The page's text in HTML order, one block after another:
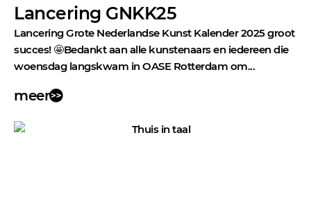
Lancering GNKK25
Lancering Grote Nederlandse Kunst Kalender 2025 groot
succes! 🤩Bedankt aan alle kunstenaars en iedereen die
woensdag langskwam in OASE Rotterdam om...
meer